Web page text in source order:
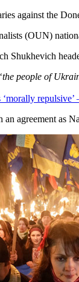
against the
(OUN)
Shukhevich
people of
repulsive’
agreement as